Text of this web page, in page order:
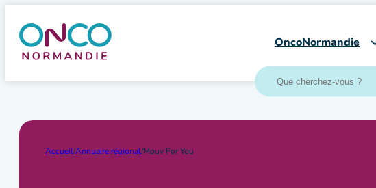
contenu
OncoNormandie
Accueil/Annuaire régional/Mouv For You